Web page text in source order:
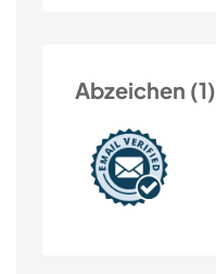
Abzeichen (1)